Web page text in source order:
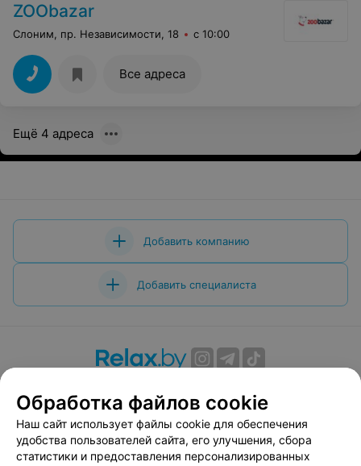
ZOObazar
Слоним, пр. Независимости, 18 с 10:00
Все адреса
Ещё 4 адреса
Добавить компанию
Добавить специалиста
Вакансии
Публичный договор
Способы оплаты
Публичный договор по использованию сервиса
«Афиша»
Обработка файлов cookie
Наш сайт использует файлы cookie для обеспечения
удобства пользователей сайта, его улучшения, сбора
статистики и предоставления персонализированных